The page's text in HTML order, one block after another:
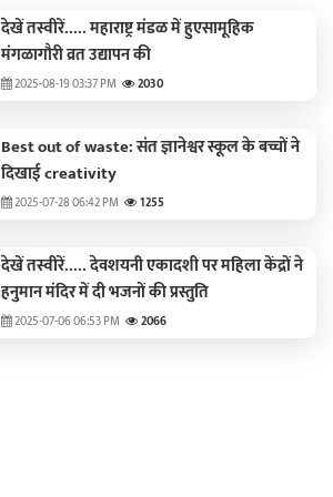
देखें तस्वीरें..... महाराष्ट्र मंडळ में हुएसामूहिक
मंगळागौरी व्रत उद्यापन की
2025-08-19 03:37 PM 2030
Best out of waste: संत ज्ञानेश्वर स्कूल के बच्चों ने
दिखाई creativity
2025-07-28 06:42 PM 1255
देखें तस्वीरें..... देवशयनी एकादशी पर महिला केंद्रों ने
हनुमान मंदिर में दी भजनों की प्रस्तुति
2025-07-06 06:53 PM 2066